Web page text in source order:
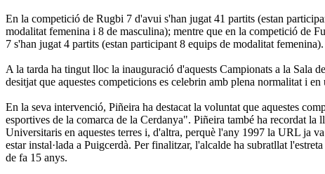
En la competició de Rugbi 7 d'avui s'han jugat 41 partits (estan
modalitat femenina i 8 de masculina); mentre que en la competició de
7 s'han jugat 4 partits (estan participant 8 equips de modalitat femenina).
A la tarda ha tingut lloc la inauguració d'aquests Campionats a la Sala
desitjat que aquestes competicions es celebrin amb plena normalitat i
En la seva intervenció, Piñeira ha destacat la voluntat que aquestes
esportives de la comarca de la Cerdanya". Piñeira també ha recordat
Universitaris en aquestes terres i, d'altra, perquè l'any 1997 la URL ja
estar instal·lada a Puigcerdà. Per finalitzar, l'alcalde ha subratllat
de fa 15 anys.